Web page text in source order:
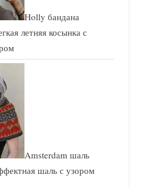
Holly бандана
летняя косынка с
Amsterdam шаль
шаль с узором